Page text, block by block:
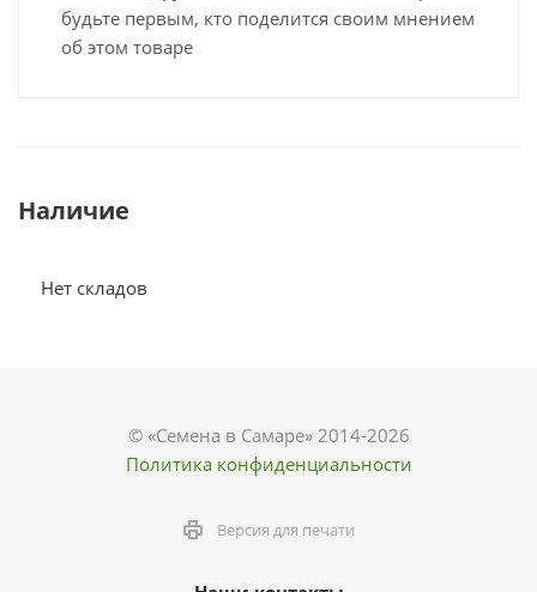
будьте первым, кто поделится своим мнением
об этом товаре
Наличие
Нет складов
© «Семена в Самаре» 2014-2026
Политика конфиденциальности
Версия для печати